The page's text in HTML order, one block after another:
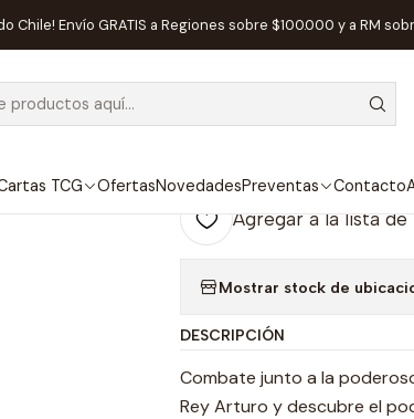
TCG OfertasNovedadesPreventas Contacto
Chile! Envío GRATIS a Regiones sobre $100.000 y a RM
Mitos y Leyendas Colecciones completas Primer
Colecciones
Agregar a la lista
Mostrar stock de
DESCRIPCIÓN
Combate junto a la
Rey Arturo y descubre el